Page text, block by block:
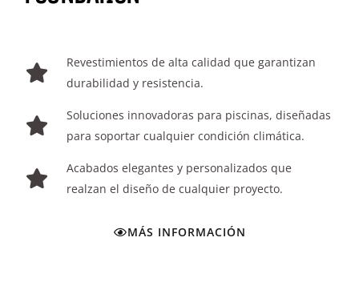
Revestimientos de alta calidad que garantizan
durabilidad y resistencia.
Soluciones innovadoras para piscinas, diseñadas
para soportar cualquier condición climática.
Acabados elegantes y personalizados que
realzan el diseño de cualquier proyecto.
MÁS INFORMACIÓN